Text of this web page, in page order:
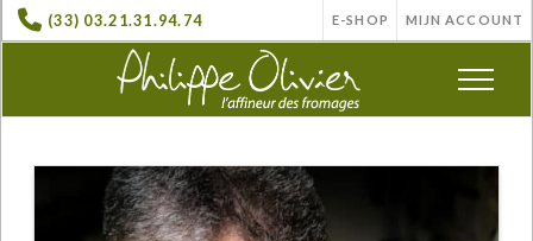
(33) 03.21.31.94.74 E-SHOP MIJN ACCOUNT